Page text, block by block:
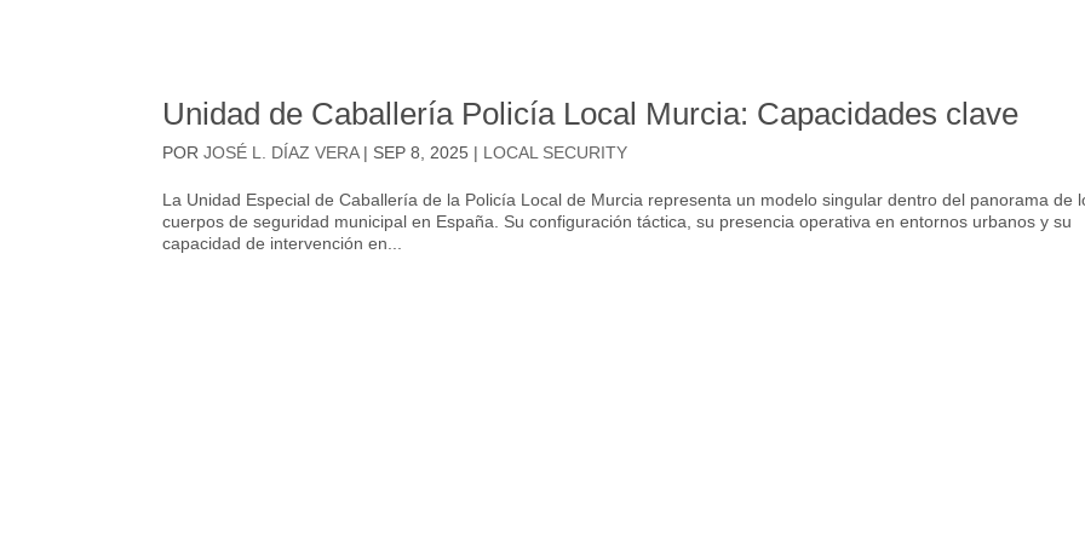
Unidad de Caballería Policía Local Murcia: Capacidades clave
PORJOSÉ L. DÍAZ VERA| SEP 8, 2025 | LOCAL SECURITY
La Unidad Especial de Caballería de la Policía Local de Murcia representa un modelo singular dentro del panorama de
cuerpos de seguridad municipal en España. Su configuración táctica, su presencia operativa en entornos urbanos y su
capacidad de intervención en...